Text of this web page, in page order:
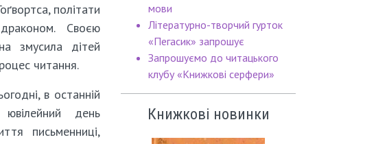
політати
Своєю
змусила дітей
читання.
в останній
день
письменниці,
мови
Літературно-творчий гурток
«Пегасик» запрошує
Запрошуємо до читацького
клубу «Книжкові серфери»
Книжкові новинки